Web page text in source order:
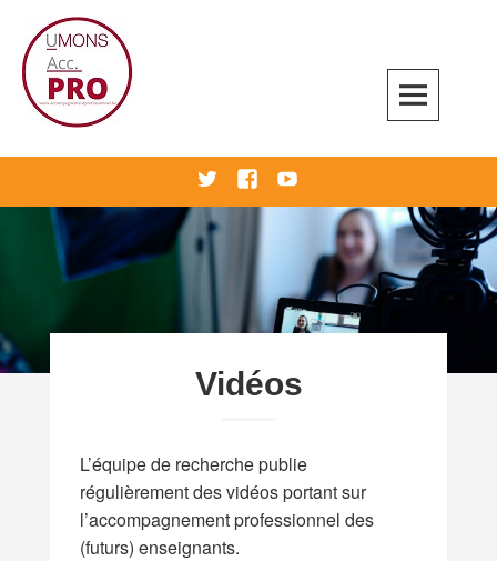
content
twitterFacebookYoutube
Vidéos
L’équipe de recherche publie
régulièrement des vidéos portant sur
l’accompagnement professionnel des
(futurs) enseignants.